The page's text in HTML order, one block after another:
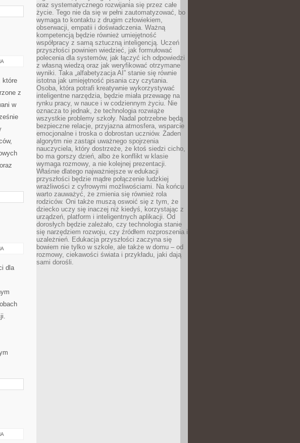
które
z
w
dla
oraz systematycznego rozwijania się przez całe
życie. Tego nie da się w pełni zautomatyzować, bo
wymaga to kontaktu z drugim człowiekiem,
obserwacji, empatii i doświadczenia. Ważną
kompetencją będzie również umiejętność
współpracy z samą sztuczną inteligencją. Uczeń
przyszłości powinien wiedzieć, jak formułować
polecenia dla systemów, jak łączyć ich odpowiedzi
z własną wiedzą oraz jak weryfikować otrzymane
wyniki. Taka „alfabetyzacja AI” stanie się równie
istotna jak umiejętność pisania czy czytania.
Osoba, która potrafi kreatywnie wykorzystywać
inteligentne narzędzia, będzie miała przewagę na
rynku pracy, w nauce i w codziennym życiu. Nie
oznacza to jednak, że technologia rozwiąże
wszystkie problemy szkoły. Nadal potrzebne będą
bezpieczne relacje, przyjazna atmosfera, wsparcie
emocjonalne i troska o dobrostan uczniów. Żaden
algorytm nie zastąpi uważnego spojrzenia
nauczyciela, który dostrzeże, że ktoś siedzi cicho,
bo ma gorszy dzień, albo że konflikt w klasie
wymaga rozmowy, a nie kolejnej prezentacji.
Właśnie dlatego najważniejsze w edukacji
przyszłości będzie mądre połączenie ludzkiej
wrażliwości z cyfrowymi możliwościami. Na końcu
warto zauważyć, że zmienia się również rola
rodziców. Oni także muszą oswoić się z tym, że
dziecko uczy się inaczej niż kiedyś, korzystając z
urządzeń, platform i inteligentnych aplikacji. Od
dorosłych będzie zależało, czy technologia stanie
się narzędziem rozwoju, czy źródłem rozproszenia i
uzależnień. Edukacja przyszłości zaczyna się
bowiem nie tylko w szkole, ale także w domu – od
rozmowy, ciekawości świata i przykładu, jaki dają
sami dorośli.